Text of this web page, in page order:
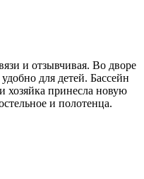
и отзывчивая. Во дворе
для детей. Бассейн
хозяйка принесла новую
и полотенца.